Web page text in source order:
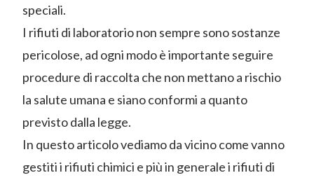
speciali.
I rifiuti di laboratorio non sempre sono sostanze
pericolose, ad ogni modo è importante seguire
procedure di raccolta che non mettano a rischio
la salute umana e siano conformi a quanto
previsto dalla legge.
In questo articolo vediamo da vicino come vanno
gestiti i rifiuti chimici e più in generale i rifiuti di